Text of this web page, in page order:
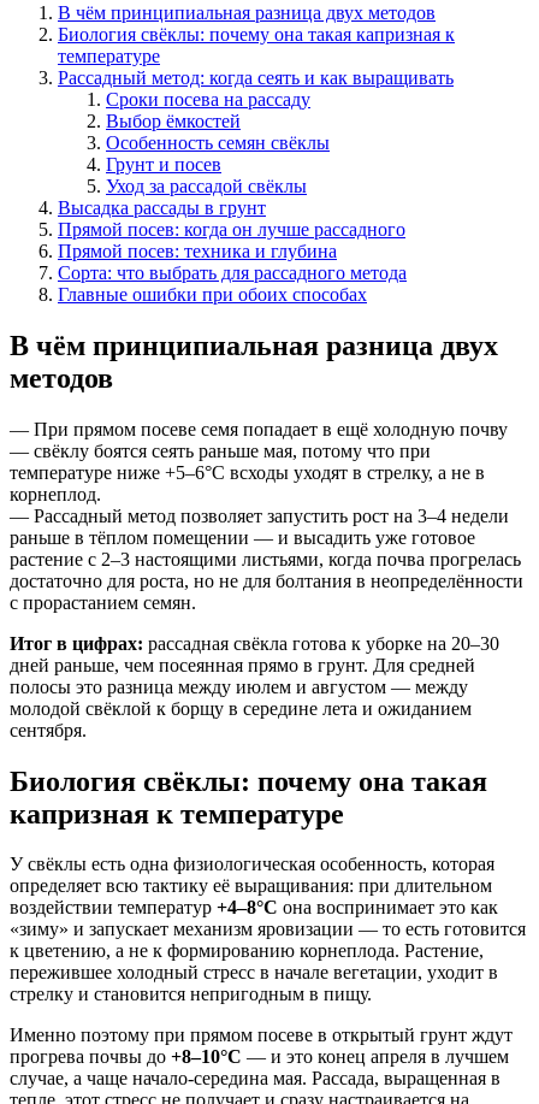
В чём принципиальная разница двух методов
Биология свёклы: почему она такая капризная к
температуре
Рассадный метод: когда сеять и как выращивать
Сроки посева на рассаду
Выбор ёмкостей
Особенность семян свёклы
Грунт и посев
Уход за рассадой свёклы
Высадка рассады в грунт
Прямой посев: когда он лучше рассадного
Прямой посев: техника и глубина
Сорта: что выбрать для рассадного метода
Главные ошибки при обоих способах
В чём принципиальная разница двух
методов
— При прямом посеве семя попадает в ещё холодную почву
— свёклу боятся сеять раньше мая, потому что при
температуре ниже +5–6°C всходы уходят в стрелку, а не в
корнеплод.
— Рассадный метод позволяет запустить рост на 3–4 недели
раньше в тёплом помещении — и высадить уже готовое
растение с 2–3 настоящими листьями, когда почва прогрелась
достаточно для роста, но не для болтания в неопределённости
с прорастанием семян.
Итог в цифрах: рассадная свёкла готова к уборке на 20–30
дней раньше, чем посеянная прямо в грунт. Для средней
полосы это разница между июлем и августом — между
молодой свёклой к борщу в середине лета и ожиданием
сентября.
Биология свёклы: почему она такая
капризная к температуре
У свёклы есть одна физиологическая особенность, которая
определяет всю тактику её выращивания: при длительном
воздействии температур +4–8°C она воспринимает это как
«зиму» и запускает механизм яровизации — то есть готовится
к цветению, а не к формированию корнеплода. Растение,
пережившее холодный стресс в начале вегетации, уходит в
стрелку и становится непригодным в пищу.
Именно поэтому при прямом посеве в открытый грунт ждут
прогрева почвы до +8–10°C — и это конец апреля в лучшем
случае, а чаще начало-середина мая. Рассада, выращенная в